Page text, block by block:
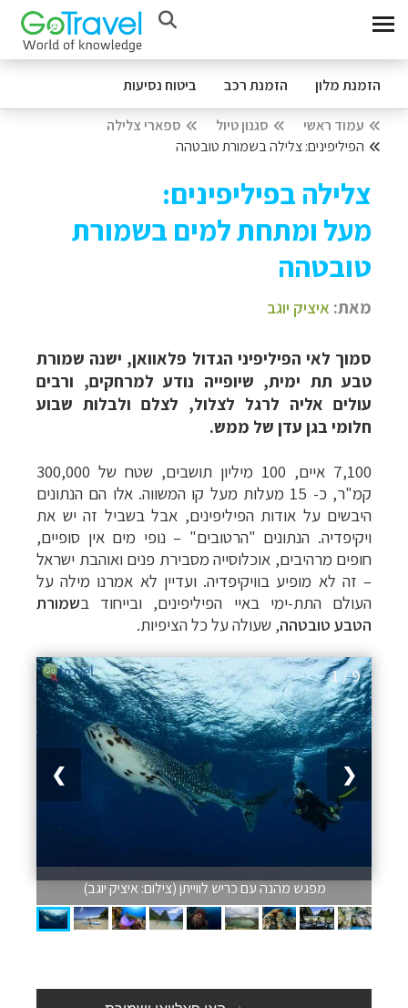
הזמנת מלון הזמנת רכב ביטוח נסיעות
עמוד ראשי סגנון טיול
ספארי צלילה
הפיליפינים: צלילה בשמורת טובטהה
צלילה בפיליפינים:
מעל ומתחת למים בשמורת
טובטהה
מאת: איציק יוגב
סמוך לאי הפיליפיני הגדול פלאוואן, ישנה שמורת
טבע תת ימית, שיופייה נודע למרחקים, ורבים
עולים אליה לרגל לצלול, לצלם ולבלות שבוע
חלומי בגן עדן של ממש.
7,100 איים, 100 מיליון תושבים, שטח של 300,000
קמ"ר, כ- 15 מעלות מעל קו המשווה. אלו הם הנתונים
היבשים על אודות הפיליפינים, אבל בשביל זה יש את
ויקיפדיה. הנתונים "הרטובים" – נופי מים אין סופיים,
חופים מרהיבים, אוכלוסייה מסבירת פנים ואוהבת ישראל
– זה לא מופיע בוויקיפדיה. ועדיין לא אמרנו מילה על
העולם התת-ימי באיי הפיליפינים, ובייחוד בשמורת
הטבע טובטהה, שעולה על כל הציפיות.
1 / 9
❯ ❮
מפגש מהנה עם כריש לווייתן (צילום: איציק יוגב)